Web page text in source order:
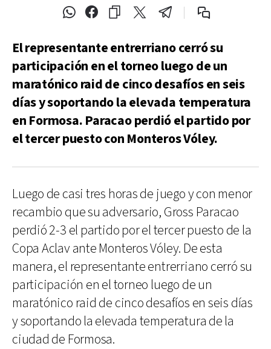
El representante entrerriano cerró su
participación en el torneo luego de un
maratónico raid de cinco desafíos en seis
días y soportando la elevada temperatura
en Formosa. Paracao perdió el partido por
el tercer puesto con Monteros Vóley.
Luego de casi tres horas de juego y con menor
recambio que su adversario, Gross Paracao
perdió 2-3 el partido por el tercer puesto de la
Copa Aclav ante Monteros Vóley. De esta
manera, el representante entrerriano cerró su
participación en el torneo luego de un
maratónico raid de cinco desafíos en seis días
y soportando la elevada temperatura de la
ciudad de Formosa.